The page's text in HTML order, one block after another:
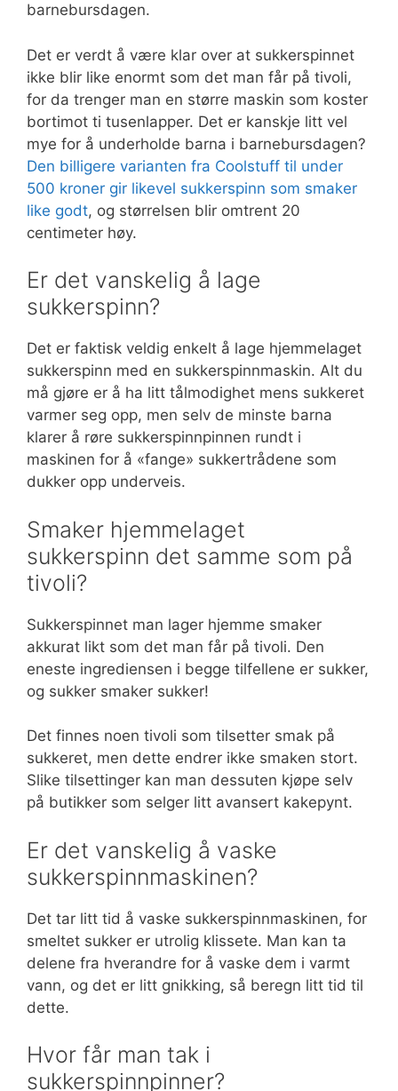
barnebursdagen.
Det er verdt å være klar over at sukkerspinnet
ikke blir like enormt som det man får på tivoli,
for da trenger man en større maskin som koster
bortimot ti tusenlapper. Det er kanskje litt vel
mye for å underholde barna i barnebursdagen?
Den billigere varianten fra Coolstuff til under
500 kroner gir likevel sukkerspinn som smaker
like godt, og størrelsen blir omtrent 20
centimeter høy.
Er det vanskelig å lage
sukkerspinn?
Det er faktisk veldig enkelt å lage hjemmelaget
sukkerspinn med en sukkerspinnmaskin. Alt du
må gjøre er å ha litt tålmodighet mens sukkeret
varmer seg opp, men selv de minste barna
klarer å røre sukkerspinnpinnen rundt i
maskinen for å «fange» sukkertrådene som
dukker opp underveis.
Smaker hjemmelaget
sukkerspinn det samme som på
tivoli?
Sukkerspinnet man lager hjemme smaker
akkurat likt som det man får på tivoli. Den
eneste ingrediensen i begge tilfellene er sukker,
og sukker smaker sukker!
Det finnes noen tivoli som tilsetter smak på
sukkeret, men dette endrer ikke smaken stort.
Slike tilsettinger kan man dessuten kjøpe selv
på butikker som selger litt avansert kakepynt.
Er det vanskelig å vaske
sukkerspinnmaskinen?
Det tar litt tid å vaske sukkerspinnmaskinen, for
smeltet sukker er utrolig klissete. Man kan ta
delene fra hverandre for å vaske dem i varmt
vann, og det er litt gnikking, så beregn litt tid til
dette.
Hvor får man tak i
sukkerspinnpinner?